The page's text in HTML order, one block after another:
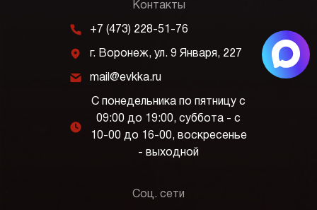
Контакты
m +7 (473) 228-51-76
j г. Воронеж, ул. 9 Января, 227
k mail@evkka.ru
l
С понедельника по пятницу с
09:00 до 19:00, суббота - с
10-00 до 16-00, воскресенье
- выходной
Соц. сети